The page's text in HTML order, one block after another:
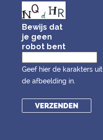
Bewijs dat
je geen
robot bent
Geef hier de karakters uit
de afbeelding in.